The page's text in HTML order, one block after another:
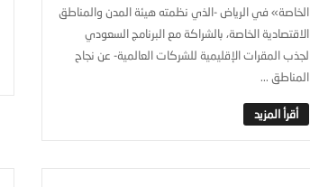
الخاصة» في الرياض -الذي نظمته هيئة المدن والمناطق
الاقتصادية الخاصة، بالشراكة مع البرنامج السعودي
لجذب المقرات الإقليمية للشركات العالمية- عن نجاح
المناطق ...